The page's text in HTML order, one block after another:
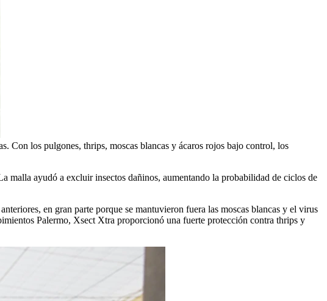
Con los pulgones, thrips, moscas blancas y ácaros rojos bajo control, los
malla ayudó a excluir insectos dañinos, aumentando la probabilidad de ciclos de
en gran parte porque se mantuvieron fuera las moscas blancas y el virus
Palermo, Xsect Xtra proporcionó una fuerte protección contra thrips y